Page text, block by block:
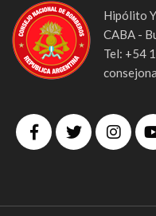
Hipólito
CABA -
Tel: +54